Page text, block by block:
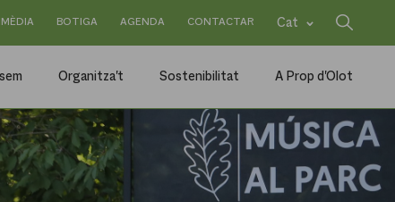
BOTIGA AGENDA CONTACTAR Cat
Organitza't Sostenibilitat A Prop d'Olot